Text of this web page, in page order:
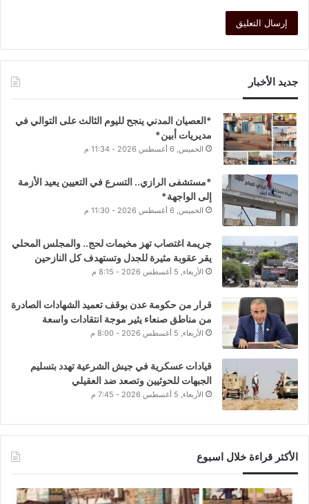
جديد الأخبار
*العصيان المدني ينجح لليوم الثالث على التوالي في
مديريات أبين*
الخميس, 6 أغسطس 2026 - 11:34 م
*مستشفى الرازي.. التسرع في التعيين يعيد الأزمة
إلى الواجهة*
الخميس, 6 أغسطس 2026 - 11:30 م
جريمة اغتصاب تهز مخيمات لحج.. والمجلس المحلي
يقر عقوبة مثيرة للجدل وتستهدف كل النازحين
الأربعاء, 5 أغسطس 2026 - 8:15 م
قرار من حكومة عدن بوقف تعميد الشهادات الصادرة
من مناطق صنعاء يثير موجة انتقادات واسعة
الأربعاء, 5 أغسطس 2026 - 8:00 م
قيادات عسكرية في جيش الشرعية تهدد بتسليم
الجبهات للحوثيين وتصعد ضد العقيلي
الأربعاء, 5 أغسطس 2026 - 7:45 م
الأكثر قراءة خلال اسبوع